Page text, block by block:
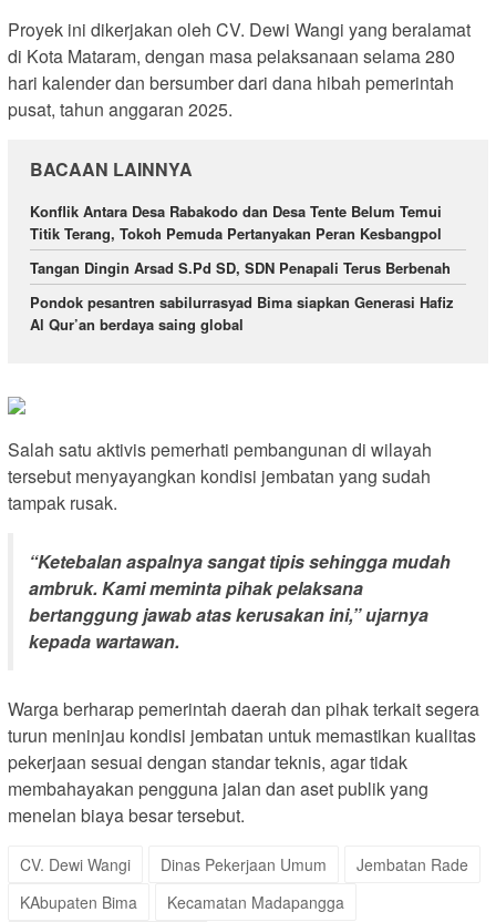
Proyek ini dikerjakan oleh CV. Dewi Wangi yang beralamat
di Kota Mataram, dengan masa pelaksanaan selama 280
hari kalender dan bersumber dari dana hibah pemerintah
pusat, tahun anggaran 2025.
BACAAN LAINNYA
Konflik Antara Desa Rabakodo dan Desa Tente Belum Temui
Titik Terang, Tokoh Pemuda Pertanyakan Peran Kesbangpol
Tangan Dingin Arsad S.Pd SD, SDN Penapali Terus Berbenah
Pondok pesantren sabilurrasyad Bima siapkan Generasi Hafiz
Al Qur’an berdaya saing global
Salah satu aktivis pemerhati pembangunan di wilayah
tersebut menyayangkan kondisi jembatan yang sudah
tampak rusak.
“Ketebalan aspalnya sangat tipis sehingga mudah
ambruk. Kami meminta pihak pelaksana
bertanggung jawab atas kerusakan ini,” ujarnya
kepada wartawan.
Warga berharap pemerintah daerah dan pihak terkait segera
turun meninjau kondisi jembatan untuk memastikan kualitas
pekerjaan sesuai dengan standar teknis, agar tidak
membahayakan pengguna jalan dan aset publik yang
menelan biaya besar tersebut.
CV. Dewi Wangi Dinas Pekerjaan Umum
Jembatan Rade
KAbupaten Bima
Kecamatan Madapangga